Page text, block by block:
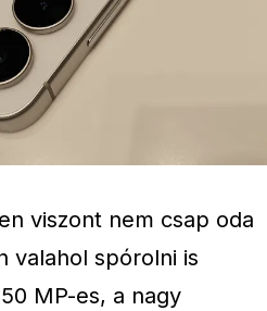
viszont nem csap oda
valahol spórolni is
MP-es, a nagy